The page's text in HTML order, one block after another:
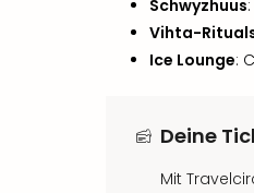
Schwyzhuus
Vihta-
Ice Lounge:
Deine
Mit